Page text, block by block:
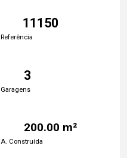
11150
Referência
3
Garagens
200.00 m²
A. Construída